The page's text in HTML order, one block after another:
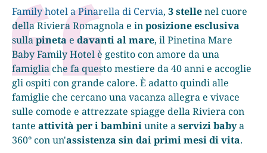
Family hotel a Pinarella di Cervia, 3 stellenel cuore
della Riviera Romagnola e inposizione esclusiva
sullapineta e davanti al mare, il Pinetina Mare
Baby Family Hotel è gestito con amore da una
famiglia che fa questo mestiere da 40 anni e accoglie
gli ospiti con grande calore. È adatto quindi alle
famiglie che cercano una vacanza allegra e vivace
sulle comode e attrezzate spiagge della Riviera con
tante attività per i bambiniunite aservizi babya
360° con un'assistenza sin dai primi mesi di vita.